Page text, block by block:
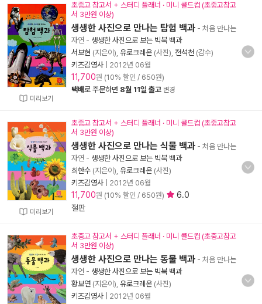
미리보기
초중고 참고서 + 스터디 플래너 · 미니 콜드컵 (초중고참고
서 3만원 이상)
생생한 사진으로 만나는 탐험 백과 - 처음 만나는
자연 - 생생한 사진으로 보는 빅북 백과
서보현 (지은이), 유로크레온 (사진), 전석천 (감수)
키즈김영사
2012년 06월
11,700원 (10% 할인 / 650원)
택배로 주문하면 8월 11일 출고 변경
미리보기
초중고 참고서 + 스터디 플래너 · 미니 콜드컵 (초중고참고
서 3만원 이상)
생생한 사진으로 만나는 식물 백과 - 처음 만나는
자연 - 생생한 사진으로 보는 빅북 백과
최한수 (지은이), 유로크레온 (사진)
키즈김영사
2012년 06월
11,700원 (10% 할인 / 650원)
6.0
절판
초중고 참고서 + 스터디 플래너 · 미니 콜드컵 (초중고참고
서 3만원 이상)
생생한 사진으로 만나는 동물 백과 - 처음 만나는
자연 - 생생한 사진으로 보는 빅북 백과
황보연 (지은이), 유로크레온 (사진)
키즈김영사
2012년 06월